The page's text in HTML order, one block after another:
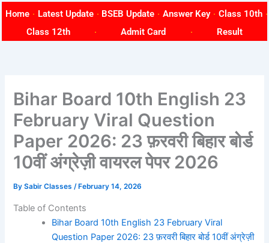
content
Home Latest Update BSEB Update Answer Key
Class 10th
Class 12th
Admit Card Result
Bihar Board 10th English 23
February Viral Question
Paper 2026: 23 फ़रवरी बिहार बोर्ड
10वीं अंग्रेज़ी वायरल पेपर 2026
BySabir Classes/ February 14, 2026
Table of Contents
Bihar Board 10th English 23 February Viral
Question Paper 2026: 23 फ़रवरी बिहार बोर्ड 10वीं अंग्रेज़ी